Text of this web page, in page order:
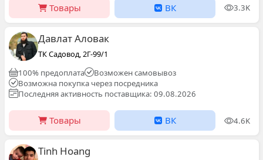
Товары ВК 3.3K
Давлат Аловак
ТК Садовод, 2Г-99/1
100% предоплата
Возможен самовывоз
Возможна покупка через посредника
Последняя активность поставщика: 09.08.2026
Товары ВК 4.6K
Tinh Hoang